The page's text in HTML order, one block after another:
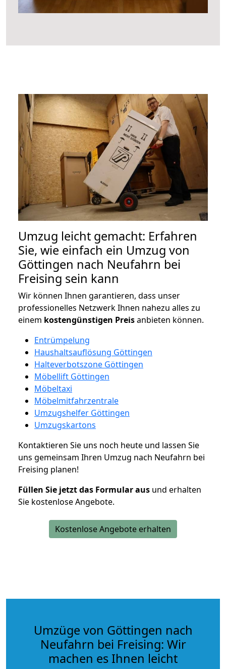
Umzug leicht gemacht: Erfahren
Sie, wie einfach ein Umzug von
Göttingen nach Neufahrn bei
Freising sein kann
Wir können Ihnen garantieren, dass unser
professionelles Netzwerk Ihnen nahezu alles zu
einem kostengünstigen Preisanbieten können.
Entrümpelung
Haushaltsauflösung Göttingen
Halteverbotszone Göttingen
Möbellift Göttingen
Möbeltaxi
Möbelmitfahrzentrale
Umzugshelfer Göttingen
Umzugskartons
Kontaktieren Sie uns noch heute und lassen Sie
uns gemeinsam Ihren Umzug nach Neufahrn bei
Freising planen!
Füllen Sie jetzt das Formular aus und erhalten
Sie kostenlose Angebote.
Kostenlose Angebote erhalten
Umzüge von Göttingen nach
Neufahrn bei Freising: Wir
machen es Ihnen leicht